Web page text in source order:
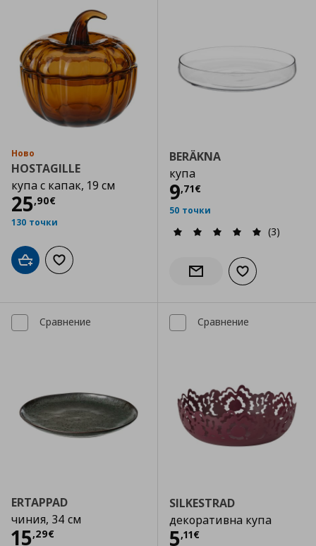
Ново
HOSTAGILLE
купа с капак, 19 см
25,90€
Цена
130 точки
Добави в кошницата
Добави към списъка с любими
BERÄKNA
купа
9,71€
Цена
50 точки
(3)
Информирай ме за
Добави към
Сравнение
ERTAPPAD
чиния, 34 см
15,29€
Цена
Сравнение
SILKESTRAD
декоративна купа
5,11€
Цена